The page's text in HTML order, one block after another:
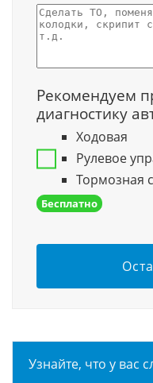
Рекомендуем
диагностику
Ходовая
Рулевое
Тормозная
Бесплатно
Узнайте, что у вас